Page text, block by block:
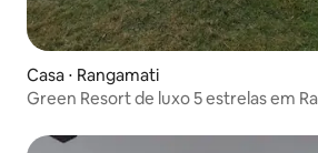
Casa ⋅ Rangamati
Green Resort de luxo 5 estrelas em